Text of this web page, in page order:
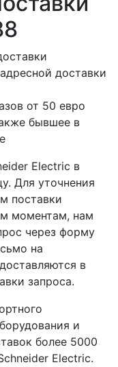
доставки
от 50 евро
бывшее в
Electric в
Для уточнения
поставки
моментам, нам
через форму
на
в
запроса.
и
более 5000
Electric.